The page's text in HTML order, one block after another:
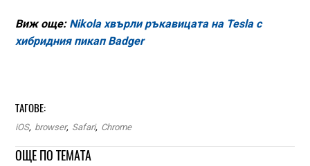
Виж още: Nikola хвърли ръкавицата на Tesla с
хибридния пикап Badger
ТАГОВЕ:
iOS, browser, Safari, Chrome
ОЩЕ ПО ТЕМАТА